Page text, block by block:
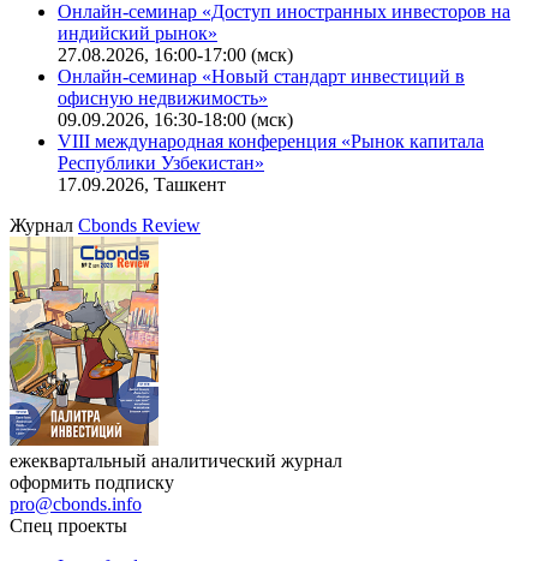
Онлайн-семинар «Доступ иностранных инвесторов на
индийский рынок»
27.08.2026, 16:00-17:00 (мск)
Онлайн-семинар «Новый стандарт инвестиций в
офисную недвижимость»
09.09.2026, 16:30-18:00 (мск)
VIII международная конференция «Рынок капитала
Республики Узбекистан»
17.09.2026, Ташкент
Журнал Cbonds Review
ежеквартальный аналитический журнал
оформить подписку
pro@cbonds.info
Спец проекты